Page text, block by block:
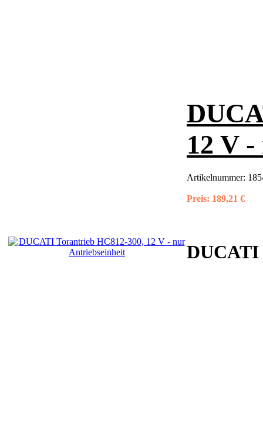
12 V
Artikelnummer:
Preis: 189,21 €
DUCATI